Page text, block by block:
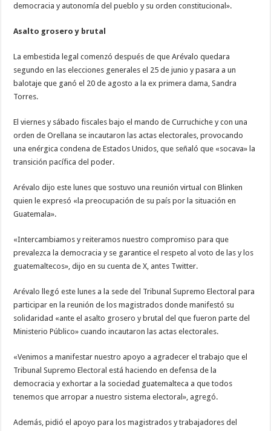
democracia y autonomía del pueblo y su orden constitucional».
Asalto grosero y brutal
La embestida legal comenzó después de que Arévalo quedara
segundo en las elecciones generales el 25 de junio y pasara a un
balotaje que ganó el 20 de agosto a la ex primera dama, Sandra
Torres.
El viernes y sábado fiscales bajo el mando de Curruchiche y con una
orden de Orellana se incautaron las actas electorales, provocando
una enérgica condena de Estados Unidos, que señaló que «socava» la
transición pacífica del poder.
Arévalo dijo este lunes que sostuvo una reunión virtual con Blinken
quien le expresó «la preocupación de su país por la situación en
Guatemala».
«Intercambiamos y reiteramos nuestro compromiso para que
prevalezca la democracia y se garantice el respeto al voto de las y los
guatemaltecos», dijo en su cuenta de X, antes Twitter.
Arévalo llegó este lunes a la sede del Tribunal Supremo Electoral para
participar en la reunión de los magistrados donde manifestó su
solidaridad «ante el asalto grosero y brutal del que fueron parte del
Ministerio Público» cuando incautaron las actas electorales.
«Venimos a manifestar nuestro apoyo a agradecer el trabajo que el
Tribunal Supremo Electoral está haciendo en defensa de la
democracia y exhortar a la sociedad guatemalteca a que todos
tenemos que arropar a nuestro sistema electoral», agregó.
Además, pidió el apoyo para los magistrados y trabajadores del